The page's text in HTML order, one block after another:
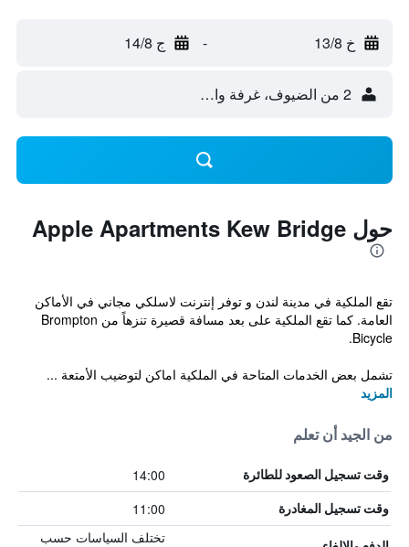
خ 13/8 - ج 14/8
2 من الضيوف، غرفة واحدة
حول Apple Apartments Kew Bridge
تقع الملكية في مدينة لندن و توفر إنترنت لاسلكي مجاني في الأماكن
العامة. كما تقع الملكية على بعد مسافة قصيرة تنزهاً من Brompton
Bicycle.
تشمل بعض الخدمات المتاحة في الملكية اماكن لتوضيب الأمتعة ...
المزيد
من الجيد أن تعلم
وقت تسجيل الصعود للطائرة 14:00
وقت تسجيل المغادرة 11:00
تختلف السياسات حسب